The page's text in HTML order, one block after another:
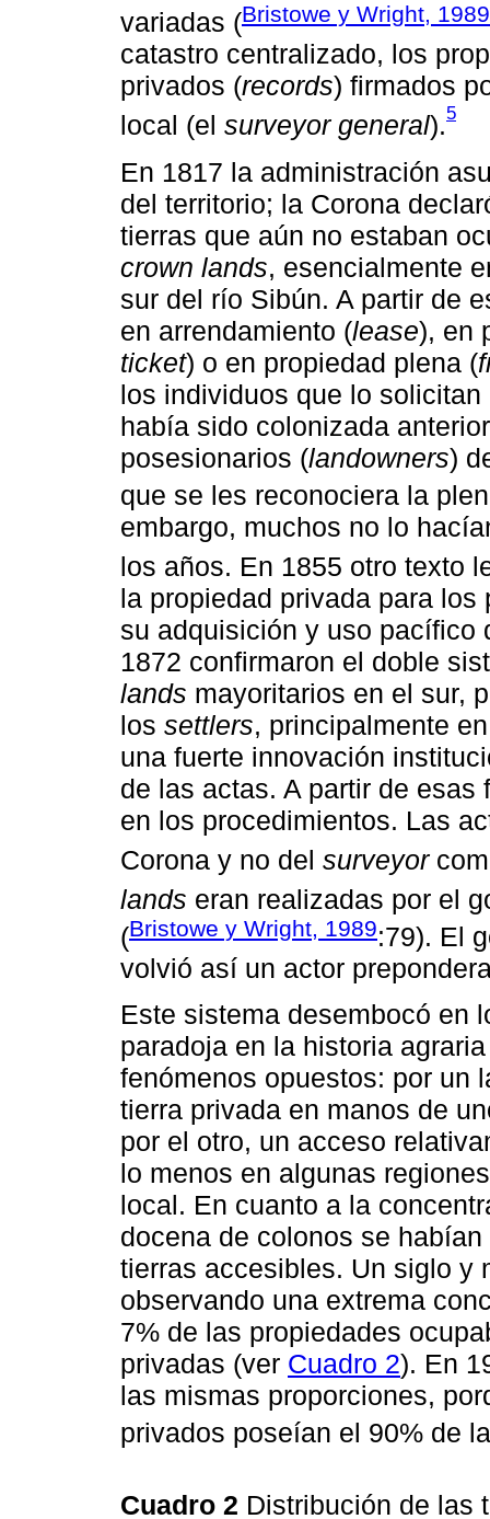
variadas (Bristowe y Wright, 1989
catastro centralizado, los
privados (records) firmados
local (el surveyor general).5
En 1817 la administración
del territorio; la Corona
tierras que aún no estaban
crown lands, esencialmente
sur del río Sibún. A partir de
en arrendamiento (lease), en
ticket) o en propiedad plena (
los individuos que lo solicitan
había sido colonizada
posesionarios (landowners)
que se les reconociera la
embargo, muchos no lo
los años. En 1855 otro texto
la propiedad privada para
su adquisición y uso pacífico
1872 confirmaron el doble
lands mayoritarios en el sur,
los settlers, principalmente
una fuerte innovación
de las actas. A partir de
en los procedimientos. Las
Corona y no del surveyor
lands eran realizadas por el
(Bristowe y Wright, 1989:79). El
volvió así un actor
Este sistema desembocó en
paradoja en la historia
fenómenos opuestos: por un
tierra privada en manos de
por el otro, un acceso
lo menos en algunas
local. En cuanto a la
docena de colonos se
tierras accesibles. Un siglo y
observando una extrema
7% de las propiedades
privadas (ver Cuadro 2). En
las mismas proporciones,
privados poseían el 90% de
Cuadro 2 Distribución de las